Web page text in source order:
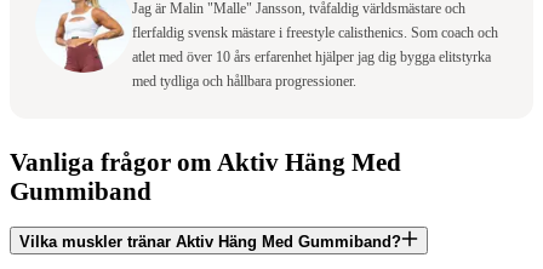
Jag är Malin "Malle" Jansson, tvåfaldig världsmästare och
flerfaldig svensk mästare i freestyle calisthenics. Som coach och
atlet med över 10 års erfarenhet hjälper jag dig bygga elitstyrka
med tydliga och hållbara progressioner.
Vanliga frågor om Aktiv Häng Med
Gummiband
Vilka muskler tränar Aktiv Häng Med Gummiband?